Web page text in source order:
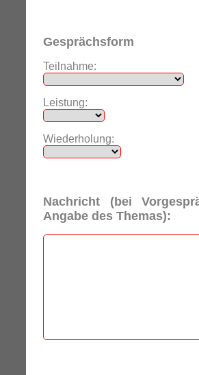
Gesprächsform
Teilnahme:
Leistung:
Wiederholung:
Nachricht (bei
Angabe des Themas):